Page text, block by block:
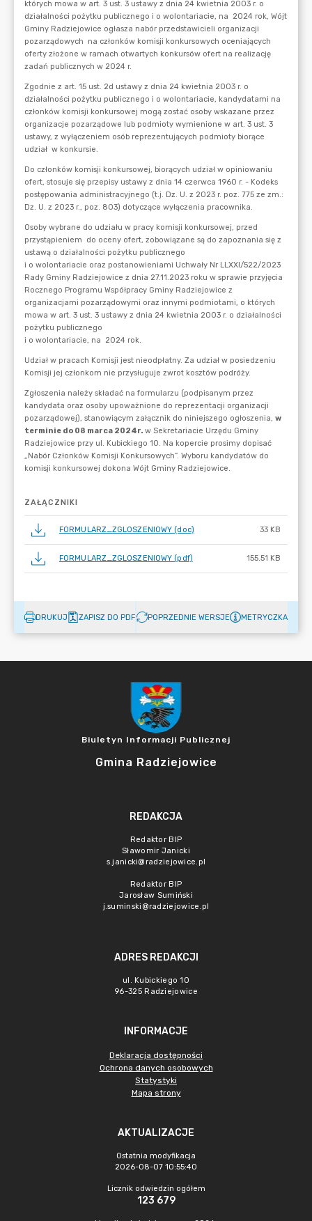
ZAŁĄCZNIKI
FORMULARZ_ZGLOSZENIOWY (doc) 33 KB
FORMULARZ_ZGLOSZENIOWY (pdf) 155.51 KB
DRUKUJ ZAPISZ DO PDF POPRZEDNIE WERSJE METRYCZKA
Biuletyn Informacji Publicznej
Gmina Radziejowice
REDAKCJA
Redaktor BIP
Sławomir Janicki
s.janicki@radziejowice.pl
Redaktor BIP
Jarosław Sumiński
j.suminski@radziejowice.pl
ADRES REDAKCJI
ul. Kubickiego 10
96-325 Radziejowice
INFORMACJE
Deklaracja dostępności
Ochrona danych osobowych
Statystyki
Mapa strony
AKTUALIZACJE
Ostatnia modyfikacja
2026-08-07 10:55:40
Licznik odwiedzin ogółem
123 679